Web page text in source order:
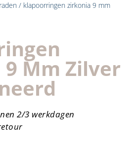
/ klapoorringen zirkonia 9 mm
Mm Zilver
2/3 werkdagen